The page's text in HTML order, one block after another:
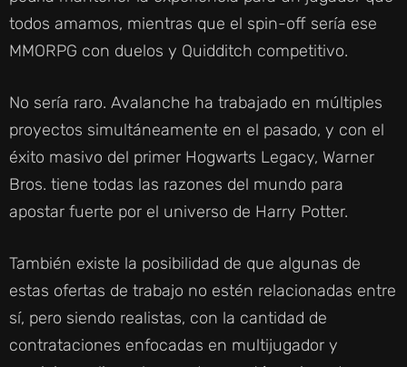
todos amamos, mientras que el spin-off sería ese
MMORPG con duelos y Quidditch competitivo.
No sería raro. Avalanche ha trabajado en múltiples
proyectos simultáneamente en el pasado, y con el
éxito masivo del primer Hogwarts Legacy, Warner
Bros. tiene todas las razones del mundo para
apostar fuerte por el universo de Harry Potter.
También existe la posibilidad de que algunas de
estas ofertas de trabajo no estén relacionadas entre
sí, pero siendo realistas, con la cantidad de
contrataciones enfocadas en multijugador y